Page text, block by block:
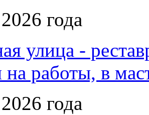
года
улица -
на работы, в
года